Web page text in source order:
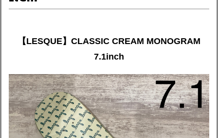
【LESQUE】CLASSIC CREAM MONOGRAM
7.1inch